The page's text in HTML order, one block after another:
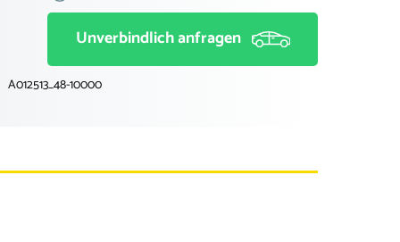
Unverbindlich anfragen
A012513_48-10000